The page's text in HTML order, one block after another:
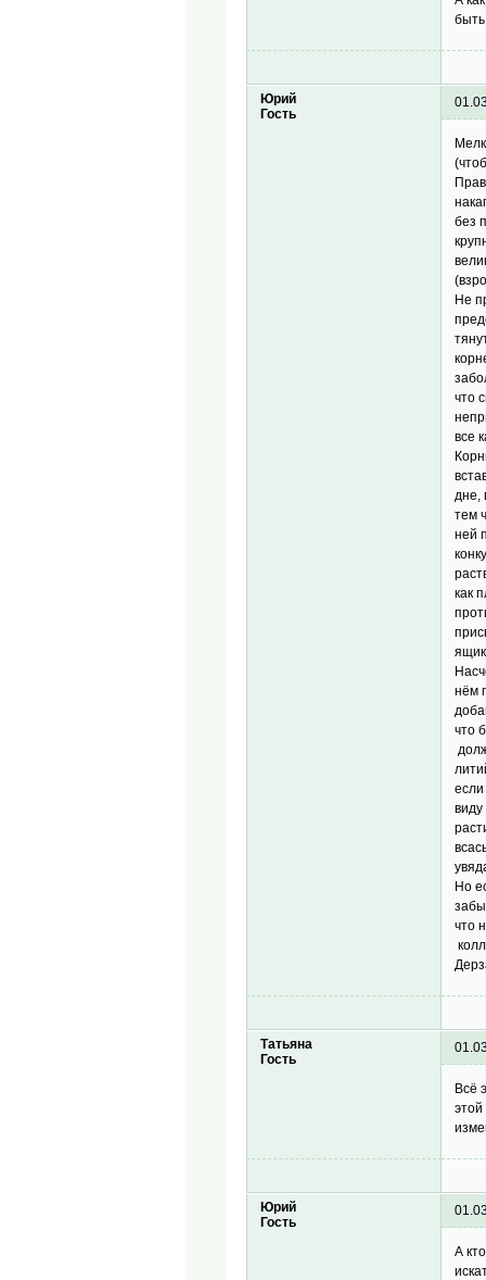
Юрий
Гость
без
Не
что
все
дне,
тем
ней
как
нём
что
Но
что
Татьяна
Гость
Всё
Юрий
Гость
А